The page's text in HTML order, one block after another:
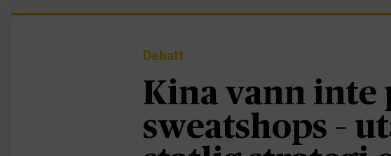
Debatt
Kina vann inte
sweatshops –